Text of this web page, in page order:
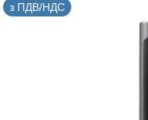
з ПДВ/НДС